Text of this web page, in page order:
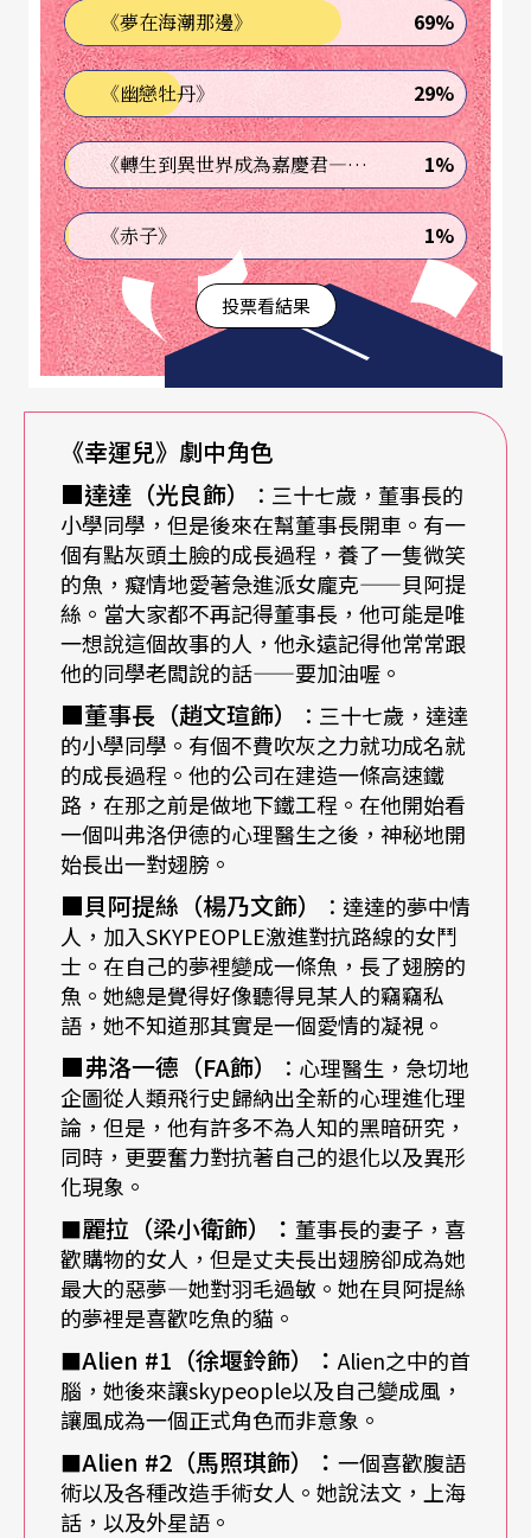
劇場可能性」的黎煥雄，沒想到這次做《幸運兒》
比起上次製作《地下鐵》難度大多了。
因為幾米的原著裡，《幸運兒》的故事簡單到只有
兩個角色──長了翅膀的董事長及一直守候在旁的
司機，根本撐不起要演一整晚的舞台版；故事裡用
翅膀象徵「自由」，更被負責寫詞的老搭檔詩人夏
宇嫌棄老套；製作的一開始，導演黎煥雄就陷入失
眠。根據導演流落出來的導演筆記：「2005/5/28
裡。」
我們自己的自由，由我們自己的恐懼決定
幾米、黎煥雄、夏宇，陷入很長時間的拉鋸。犀利
的女詩人夏宇嘲笑翅膀是男人對現實的逃避，黎煥
雄自己則在「自由」的左右兩邊擺渡。「幸運不再
只是世俗對於幸福、成就的定義，」黎煥雄說：
「你的自由，由你的恐懼來決定，那對翅膀就是內
在恐懼的具現。」
就像《地下鐵》裡，黎煥雄放進了不相干的「愛麗
絲夢遊仙境」童話及黑色的「卡夫卡」，舞台版的
《幸運兒》也遠非幾米所預期。如果說，原著裡幾
米談的是飛翔，那麼這個故事到了黎煥雄手上，則
是在談飛翔的失敗。「如果翅膀其實是一種恐懼
呢？有人說是恐懼奪走了自由，那麼，如果恐懼以
一種自由的象徵出現，那麼，事實會是什麼？那就
會是象徵佔據了實體的另一個故事了……，當人類
飛起來，世界，卻開始往下沉。」自由與恐懼於是
成為舞台版最重要的探討主題。
導演黎煥雄用「俄羅斯娃娃」來比喻這次在《幸運
兒》幕後，原著幾米、歌詞夏宇與導演的三層關
係。幾米提供的原著，在劇中只剩董事長司機達達
光良飾）還在說著同樣的故事；而這個故事被夏
宇以高姿態的女性視角觀看，劇中作風強勢的貝阿
提絲（歌手楊乃文飾）幾乎就是夏宇的代言人；面
《夢在海潮那邊》 69%
《幽戀牡丹》 29%
《轉生到異世界成為嘉慶君—發現我的祖先是詐騙集團!?》 1%
《赤子》 1%
投票看結果
《幸運兒》劇中角色
■達達（光良飾）
：三十七歲，董事長的
小學同學，但是後來在幫董事長開車。有一
個有點灰頭土臉的成長過程，養了一隻微笑
的魚，癡情地愛著急進派女龐克——貝阿提
絲。當大家都不再記得董事長，他可能是唯
一想說這個故事的人，他永遠記得他常常跟
他的同學老闆說的話——要加油喔。
■董事長（趙文瑄飾）
：三十七歲，達達
的小學同學。有個不費吹灰之力就功成名就
的成長過程。他的公司在建造一條高速鐵
路，在那之前是做地下鐵工程。在他開始看
一個叫弗洛伊德的心理醫生之後，神秘地開
始長出一對翅膀。
■貝阿提絲（楊乃文飾）
：達達的夢中情
人，加入SKYPEOPLE激進對抗路線的女鬥
士。在自己的夢裡變成一條魚，長了翅膀的
魚。她總是覺得好像聽得見某人的竊竊私
語，她不知道那其實是一個愛情的凝視。
■弗洛一德（FA飾）
：心理醫生，急切地
企圖從人類飛行史歸納出全新的心理進化理
論，但是，他有許多不為人知的黑暗研究，
同時，更要奮力對抗著自己的退化以及異形
化現象。
■麗拉（梁小衛飾）： 董事長的妻子，喜
歡購物的女人，但是丈夫長出翅膀卻成為她
最大的惡夢—她對羽毛過敏。她在貝阿提絲
的夢裡是喜歡吃魚的貓。
■Alien #1 （徐堰鈴飾）：Alien之中的首
腦，她後來讓skypeople以及自己變成風，
讓風成為一個正式角色而非意象。
■Alien #2 （馬照琪飾）： 一個喜歡腹語
術以及各種改造手術女人。她說法文，上海
話，以及外星語。